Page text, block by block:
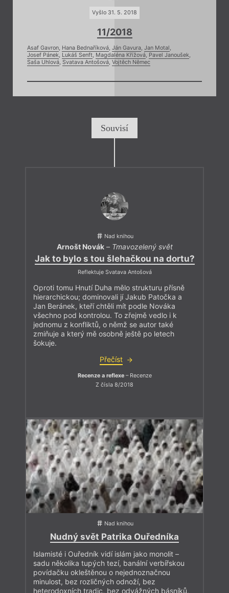
Vyšlo 31. 5. 2018
11/2018
Asaf Gavron, Hana Bednaříková, Ján Gavura, Jan Motal ,
Josef Pánek, Lukáš Senft, Magdaléna Křížová, Pavel Janoušek,
Saša Uhlová, Svatava Antošová, Vojtěch Němec
Souvisí
Nad knihou
Arnošt Novák– Tmavozelený svět
Jak to bylo s tou šlehačkou na dortu?
Reflektuje Svatava Antošová
Oproti tomu Hnutí Duha mělo strukturu přísně
hierarchickou; dominovali jí Jakub Patočka a
Jan Beránek, kteří chtěli mít podle Nováka
všechno pod kontrolou. To zřejmě vedlo i k
jednomu z konfliktů, o němž se autor také
zmiňuje a který mě osobně ještě po letech
šokuje.
Přečíst
Recenze a reflexe– Recenze
Z čísla 8/2018
Nad knihou
Nudný svět Patrika Ouředníka
Islamisté i Ouředník vidí islám jako monolit –
sadu několika tupých tezí, banální verbířskou
povídačku okleštěnou o nejednoznačnou
minulost, bez rozličných odnoží, bez
heterodoxních tradic, bez odvážných básníků,